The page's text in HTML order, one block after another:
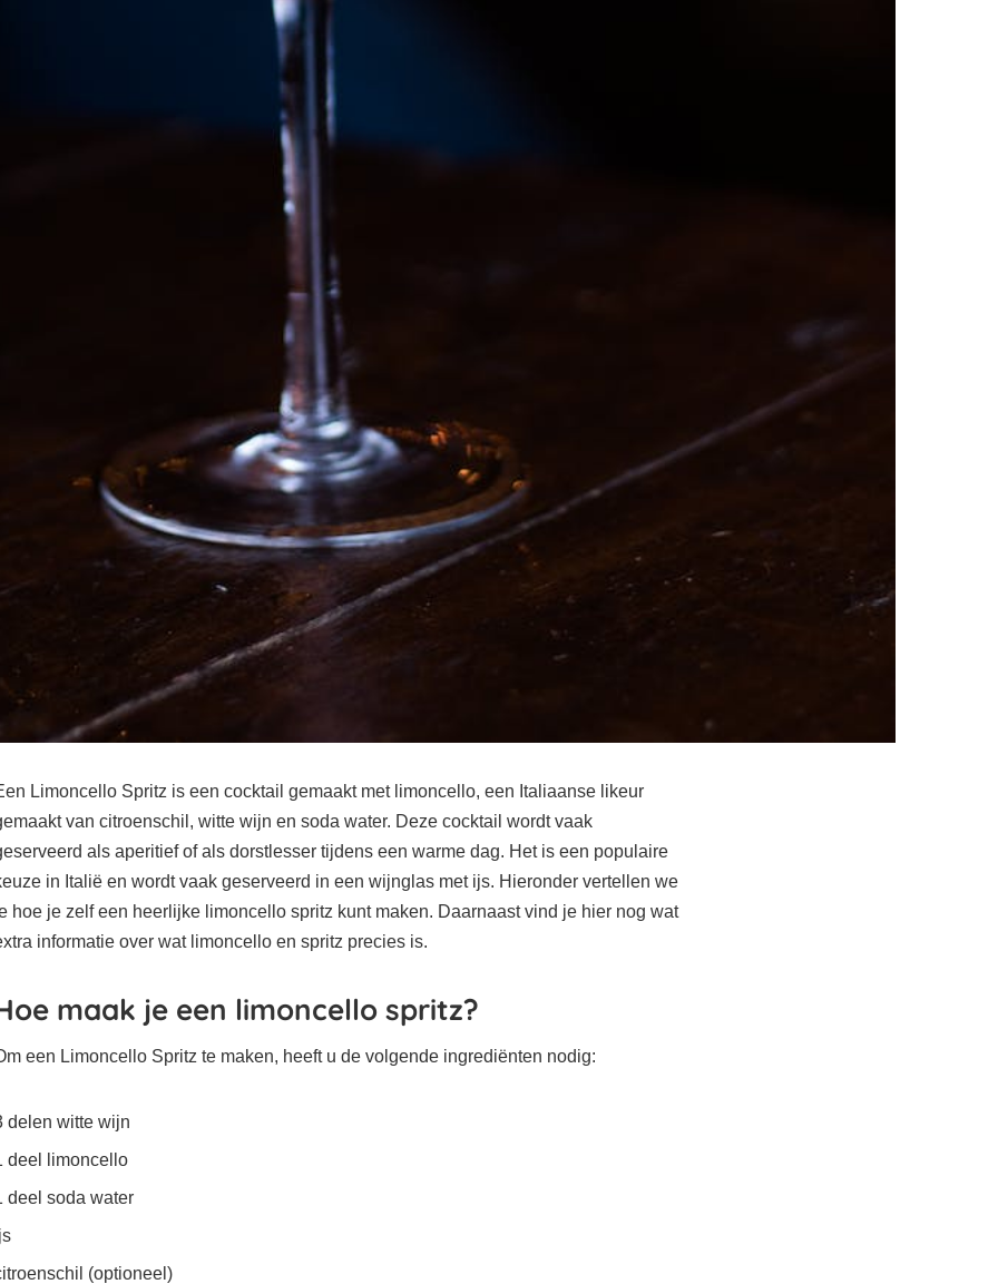
Limoncello Spritz is een cocktail gemaakt met limoncello, een Italiaanse likeur
van citroenschil, witte wijn en soda water. Deze cocktail wordt vaak
als aperitief of als dorstlesser tijdens een warme dag. Het is een populaire
in Italië en wordt vaak geserveerd in een wijnglas met ijs. Hieronder vertellen we
hoe je zelf een heerlijke limoncello spritz kunt maken. Daarnaast vind je hier nog wat
informatie over wat limoncello en spritz precies is.
maak je een limoncello spritz?
een Limoncello Spritz te maken, heeft u de volgende ingrediënten nodig:
delen witte wijn
deel limoncello
deel soda water
(optioneel)